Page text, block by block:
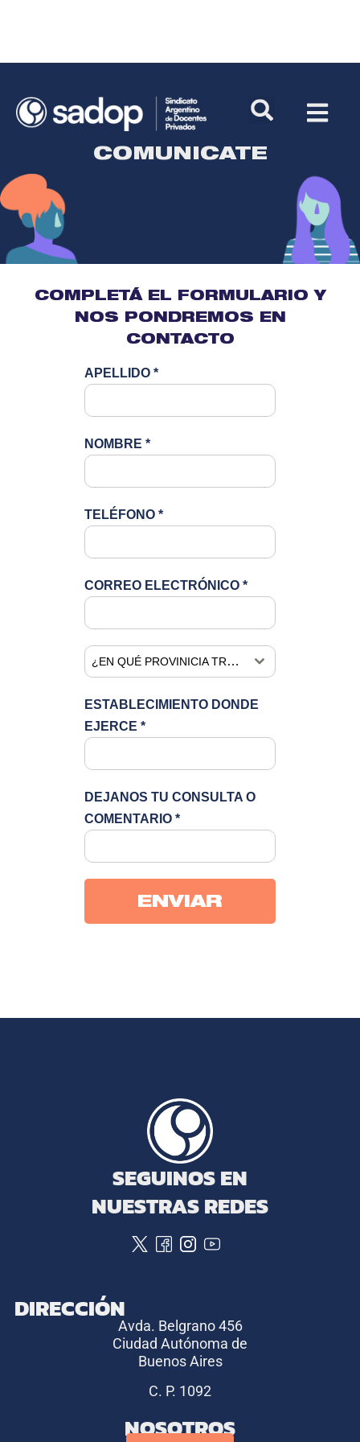
COMUNICATE
COMPLETÁ EL FORMULARIO Y
NOS PONDREMOS EN
CONTACTO
APELLIDO *
NOMBRE *
TELÉFONO *
CORREO ELECTRÓNICO *
¿EN QUÉ PROVINICIA TRABAJÁS?
ESTABLECIMIENTO DONDE
EJERCE *
DEJANOS TU CONSULTA O
COMENTARIO *
ENVIAR
SEGUINOS EN
NUESTRAS REDES
DIRECCIÓN
Avda. Belgrano 456
Ciudad Autónoma de
Buenos Aires
C. P. 1092
NOSOTROS